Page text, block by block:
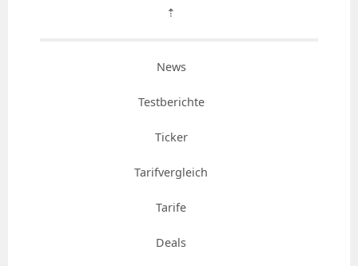
⇡
News
Testberichte
Ticker
Tarifvergleich
Tarife
Deals